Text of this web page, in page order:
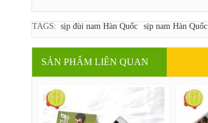
TAGS: sịp đùi nam Hàn Quốc sịp nam Hàn Quốc
SẢN PHẨM LIÊN QUAN